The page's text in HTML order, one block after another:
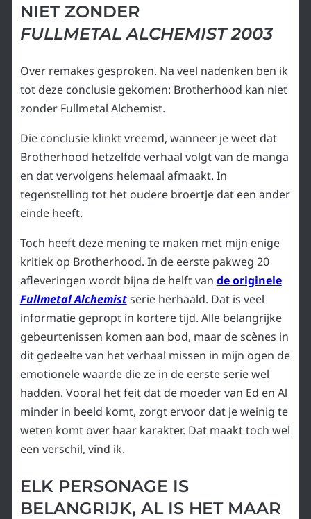
NIET ZONDER
FULLMETAL ALCHEMIST 2003
Over remakes gesproken. Na veel nadenken ben ik
tot deze conclusie gekomen: Brotherhood kan niet
zonder Fullmetal Alchemist.
Die conclusie klinkt vreemd, wanneer je weet dat
Brotherhood hetzelfde verhaal volgt van de manga
en dat vervolgens helemaal afmaakt. In
tegenstelling tot het oudere broertje dat een ander
einde heeft.
Toch heeft deze mening te maken met mijn enige
kritiek op Brotherhood. In de eerste pakweg 20
afleveringen wordt bijna de helft van de originele
Fullmetal Alchemistserie herhaald. Dat is veel
informatie gepropt in kortere tijd. Alle belangrijke
gebeurtenissen komen aan bod, maar de scènes in
dit gedeelte van het verhaal missen in mijn ogen de
emotionele waarde die ze in de eerste serie wel
hadden. Vooral het feit dat de moeder van Ed en Al
minder in beeld komt, zorgt ervoor dat je weinig te
weten komt over haar karakter. Dat maakt toch wel
een verschil, vind ik.
ELK PERSONAGE IS
BELANGRIJK, AL IS HET MAAR